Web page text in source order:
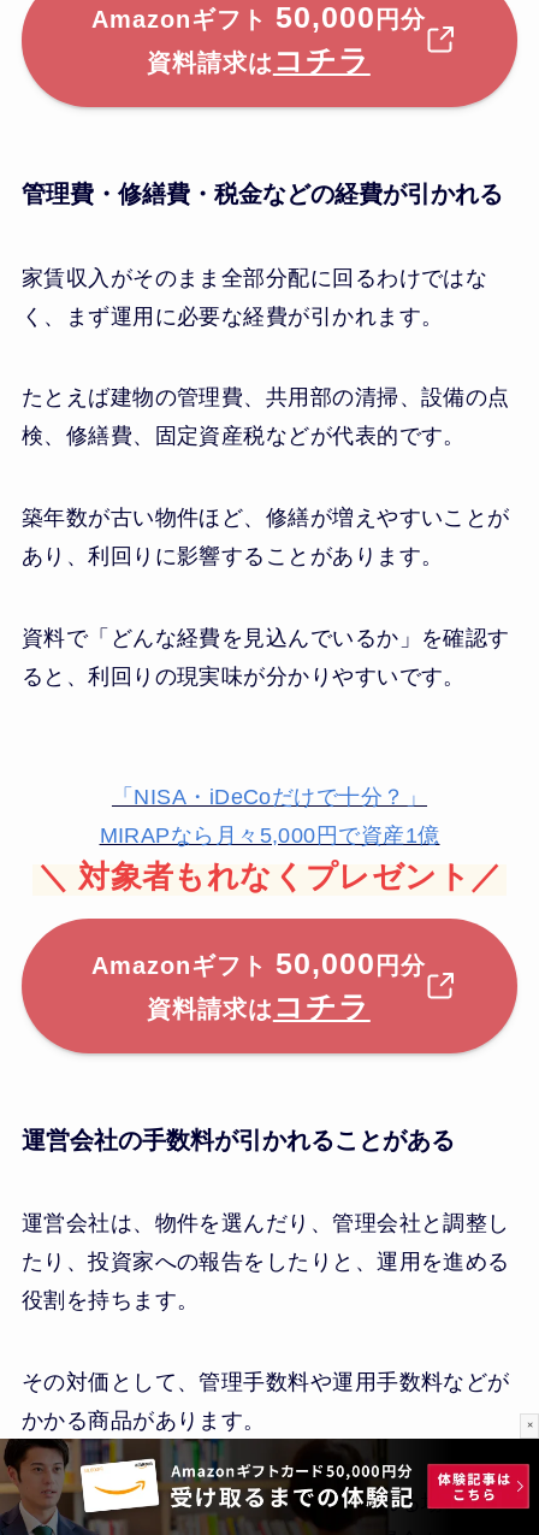
Amazonギフト 50,000 円分
資料請求は コチラ
管理費・修繕費・税金などの経費が引かれる
家賃収入がそのまま全部分配に回るわけではな
く、まず運用に必要な経費が引かれます。
たとえば建物の管理費、共用部の清掃、設備の点
検、修繕費、固定資産税などが代表的です。
築年数が古い物件ほど、修繕が増えやすいことが
あり、利回りに影響することがあります。
資料で「どんな経費を見込んでいるか」を確認す
ると、利回りの現実味が分かりやすいです。
「NISA・iDeCoだけで十分？」
MIRAPなら月々5,000円で資産1億
＼ 対象者もれなくプレゼント／
Amazonギフト 50,000 円分
資料請求は コチラ
運営会社の手数料が引かれることがある
運営会社は、物件を選んだり、管理会社と調整し
たり、投資家への報告をしたりと、運用を進める
役割を持ちます。
その対価として、管理手数料や運用手数料などが
かかる商品があります。
手数料の形はさまざまで、毎月引かれる場合もあ
×